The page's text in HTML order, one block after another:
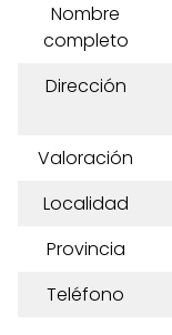
Nombre
completo
Dirección
Valoración
Localidad
Provincia
Teléfono